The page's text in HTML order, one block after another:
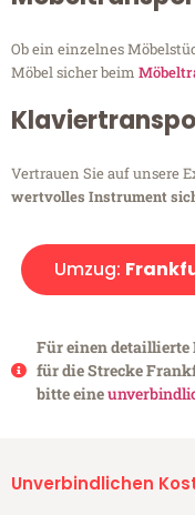
Ob ein einzelnes
Möbel sicher beim
Vertrauen Sie auf unsere
wertvolles Instrument
Umzug:
Für einen detaillierte
für die Strecke
bitte eine
Unverbindlichen